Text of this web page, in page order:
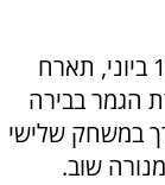
שלושה ימים לאחר מכן, ביום חמישי ה-12 ביוני, תארח
הגמר בבירה
במשחק שלישי